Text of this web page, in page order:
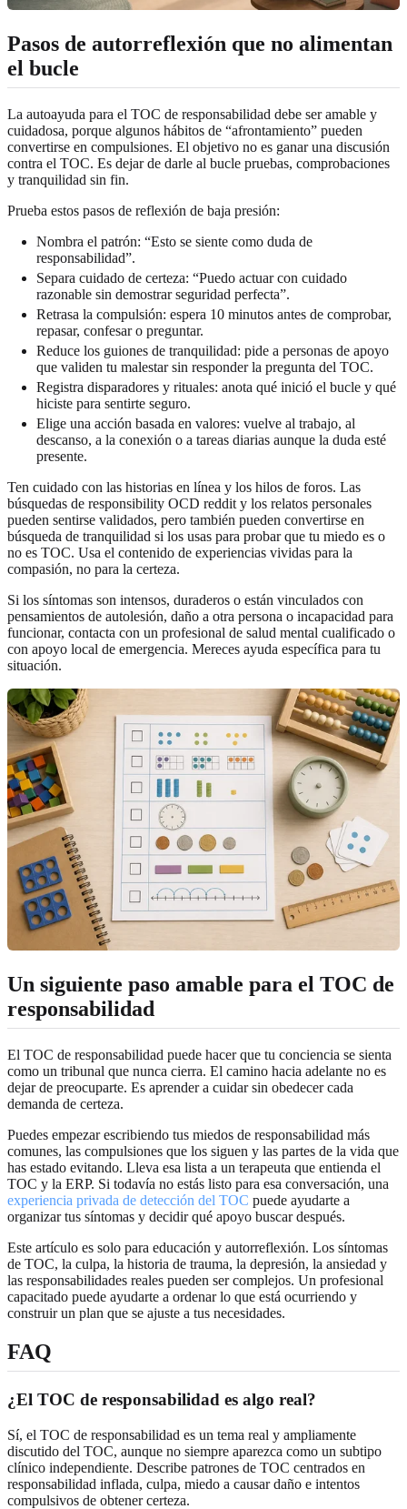
Pasos de autorreflexión que no alimentan
el bucle
La autoayuda para el TOC de responsabilidad debe ser amable y
cuidadosa, porque algunos hábitos de “afrontamiento” pueden
convertirse en compulsiones. El objetivo no es ganar una discusión
contra el TOC. Es dejar de darle al bucle pruebas, comprobaciones
y tranquilidad sin fin.
Prueba estos pasos de reflexión de baja presión:
Nombra el patrón: “Esto se siente como duda de
responsabilidad”.
Separa cuidado de certeza: “Puedo actuar con cuidado
razonable sin demostrar seguridad perfecta”.
Retrasa la compulsión: espera 10 minutos antes de comprobar,
repasar, confesar o preguntar.
Reduce los guiones de tranquilidad: pide a personas de apoyo
que validen tu malestar sin responder la pregunta del TOC.
Registra disparadores y rituales: anota qué inició el bucle y qué
hiciste para sentirte seguro.
Elige una acción basada en valores: vuelve al trabajo, al
descanso, a la conexión o a tareas diarias aunque la duda esté
presente.
Ten cuidado con las historias en línea y los hilos de foros. Las
búsquedas de responsibility OCD reddit y los relatos personales
pueden sentirse validados, pero también pueden convertirse en
búsqueda de tranquilidad si los usas para probar que tu miedo es o
no es TOC. Usa el contenido de experiencias vividas para la
compasión, no para la certeza.
Si los síntomas son intensos, duraderos o están vinculados con
pensamientos de autolesión, daño a otra persona o incapacidad para
funcionar, contacta con un profesional de salud mental cualificado o
con apoyo local de emergencia. Mereces ayuda específica para tu
situación.
Un siguiente paso amable para el TOC de
responsabilidad
El TOC de responsabilidad puede hacer que tu conciencia se sienta
como un tribunal que nunca cierra. El camino hacia adelante no es
dejar de preocuparte. Es aprender a cuidar sin obedecer cada
demanda de certeza.
Puedes empezar escribiendo tus miedos de responsabilidad más
comunes, las compulsiones que los siguen y las partes de la vida que
has estado evitando. Lleva esa lista a un terapeuta que entienda el
TOC y la ERP. Si todavía no estás listo para esa conversación, una
experiencia privada de detección del TOC puede ayudarte a
organizar tus síntomas y decidir qué apoyo buscar después.
Este artículo es solo para educación y autorreflexión. Los síntomas
de TOC, la culpa, la historia de trauma, la depresión, la ansiedad y
las responsabilidades reales pueden ser complejos. Un profesional
capacitado puede ayudarte a ordenar lo que está ocurriendo y
construir un plan que se ajuste a tus necesidades.
FAQ
¿El TOC de responsabilidad es algo real?
Sí, el TOC de responsabilidad es un tema real y ampliamente
discutido del TOC, aunque no siempre aparezca como un subtipo
clínico independiente. Describe patrones de TOC centrados en
responsabilidad inflada, culpa, miedo a causar daño e intentos
compulsivos de obtener certeza.